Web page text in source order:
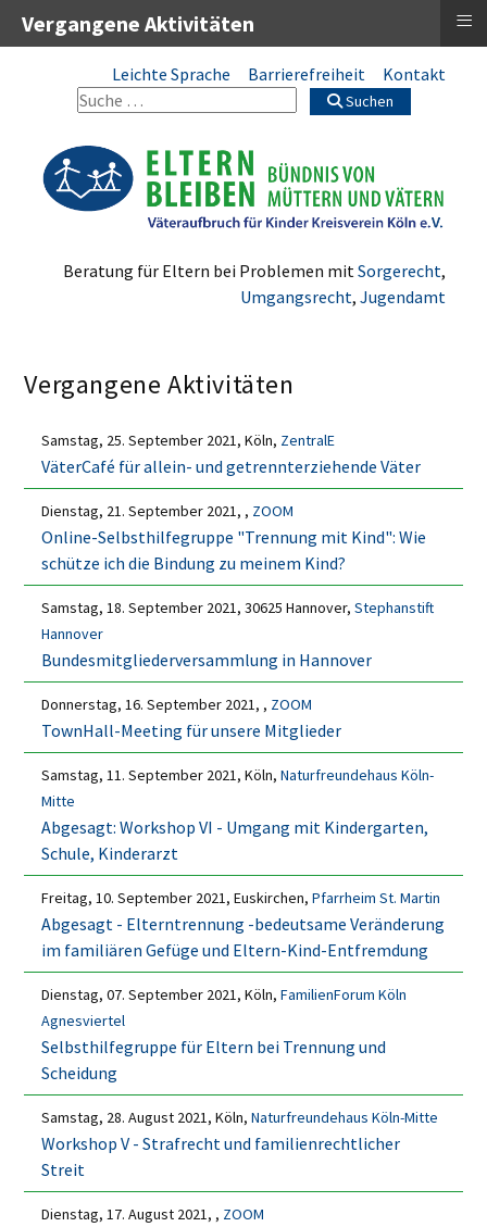
Leichte Sprache Barrierefreiheit Kontakt
Suchen
Beratung für Eltern bei Problemen mit Sorgerecht,
Umgangsrecht, Jugendamt
Vergangene Aktivitäten
Samstag, 25. September 2021, Köln, ZentralE
VäterCafé für allein- und getrennterziehende Väter
Dienstag, 21. September 2021, , ZOOM
Online-Selbsthilfegruppe "Trennung mit Kind": Wie
schütze ich die Bindung zu meinem Kind?
Samstag, 18. September 2021, 30625 Hannover,Stephanstift
Hannover
Bundesmitgliederversammlung in Hannover
Donnerstag, 16. September 2021, , ZOOM
TownHall-Meeting für unsere Mitglieder
Samstag, 11. September 2021, Köln,Naturfreundehaus Köln-
Mitte
Abgesagt: Workshop VI - Umgang mit Kindergarten,
Schule, Kinderarzt
Freitag, 10. September 2021, Euskirchen,Pfarrheim St. Martin
Abgesagt - Elterntrennung -bedeutsame Veränderung
im familiären Gefüge und Eltern-Kind-Entfremdung
Dienstag, 07. September 2021, Köln,FamilienForum Köln
Agnesviertel
Selbsthilfegruppe für Eltern bei Trennung und
Scheidung
Samstag, 28. August 2021, Köln,Naturfreundehaus Köln-Mitte
Workshop V - Strafrecht und familienrechtlicher
Streit
Dienstag, 17. August 2021, , ZOOM
Vergangene Aktivitäten ≡